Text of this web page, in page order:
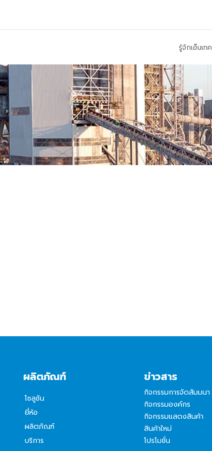
รู้จักเอ็นเทค
ผลิตภัณฑ์
โซลูชัน
ยี่ห้อ
ผลิตภัณฑ์
บริการ
ข่าวสาร
กิจกรรมการจัดสัมมนา
กิจกรรมองค์กร
กิจกรรมแสดงสินค้า
สินค้าใหม่
โปรโมชั่น